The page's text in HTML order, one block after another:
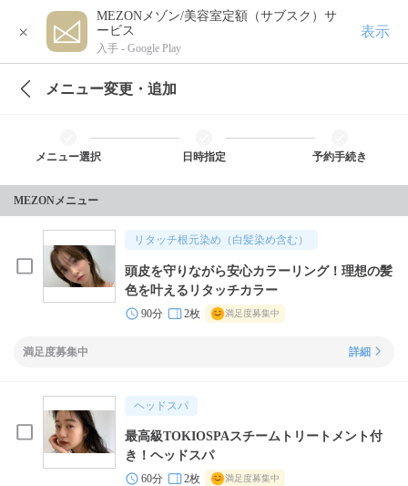
×
MEZONメゾン/美容室定額（サブスク）サ
ービス
入手 - Google Play
表示
メニュー変更・追加
メニュー選択 日時指定 予約手続き
MEZONメニュー
リタッチ根元染め（白髪染め含む）
頭皮を守りながら安心カラーリング！理想の髪
色を叶えるリタッチカラー
90分 2枚 満足度募集中
満足度募集中 詳細
ヘッドスパ
最高級TOKIOSPAスチームトリートメント付
き！ヘッドスパ
60分 2枚 満足度募集中